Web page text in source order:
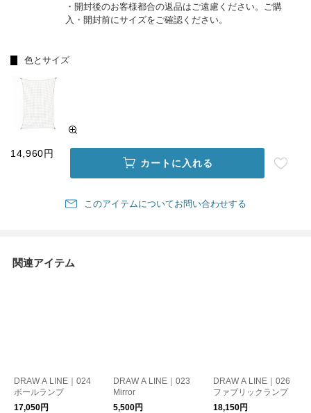
・開封後のお客様都合の返品はご遠慮ください。ご購
入・開封前にサイズをご確認ください。
色とサイズ
14,960円
カートに入れる
このアイテムについてお問い合わせする
関連アイテム
DRAW A LINE｜024
ボールランプ
17,050円
DRAW A LINE｜023
Mirror
5,500円
DRAW A LINE｜026
ファブリックランプ
18,150円